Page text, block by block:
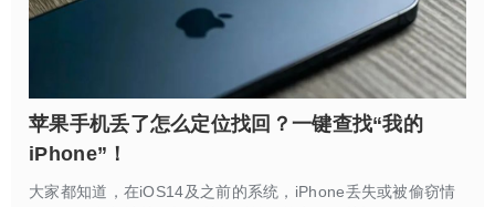
苹果手机丢了怎么定位找回？一键查找“我的
iPhone”！
大家都知道，在iOS14及之前的系统，iPhone丢失或被偷窃情